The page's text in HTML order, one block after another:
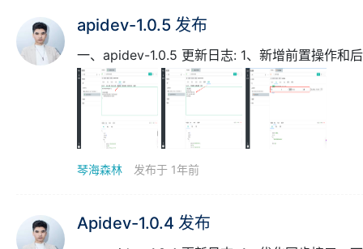
apidev-1.0.5 发布
一、apidev-1.0.5 更新日志: 1、新增前
琴海森林 发布于 1年前
Apidev-1.0.4 发布